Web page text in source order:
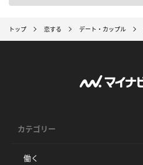
トップ 恋する デート・カップル
カテゴリー
働く